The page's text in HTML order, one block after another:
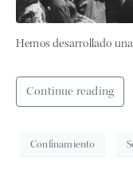
Hemos desarrollado
Continue reading
Confinamiento